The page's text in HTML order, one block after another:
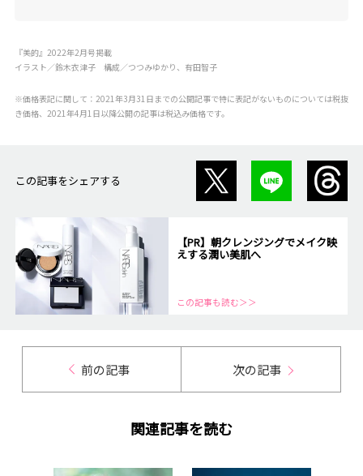
『美的』2022年2月号掲載
イラスト／鈴木衣津子 構成／つつみゆかり、有田智子
※価格表記に関して：2021年3月31日までの公開記事で特に表記がないものについては税抜
き価格、2021年4月1日以降公開の記事は税込み価格です。
この記事をシェアする
【PR】朝クレンジングでメイク映
えする潤い美肌へ
この記事も読む＞＞
前の記事 次の記事
関連記事を読む